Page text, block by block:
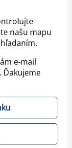
našu mapu
e-mail
Ďakujeme